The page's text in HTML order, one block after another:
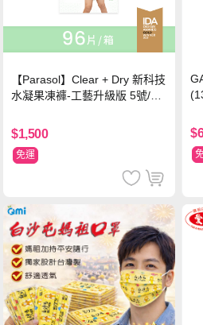
【Parasol】Clear + Dry 新科技
水凝果凍褲-工藝升級版 5號/XL
$1,500
免運